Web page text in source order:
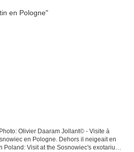
Olivier Daaram Jollant© - Visite à
en Pologne. Dehors il neigeait en
Poland: Visit at the Sosnowiec's exotarium